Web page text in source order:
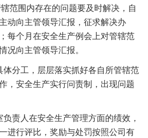
范围内存在的问题要及时解决，自
动向主管领导汇报，征求解决办
每个月在安全生产例会上对管辖范
况向主管领导汇报。
体分工，层层落实抓好各自所管辖范
，安全生产实行问责制，出现问题
负责人在安全生产管理方面的绩效，
进行评比，奖励与处罚按照公司有